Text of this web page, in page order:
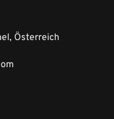
Österreich